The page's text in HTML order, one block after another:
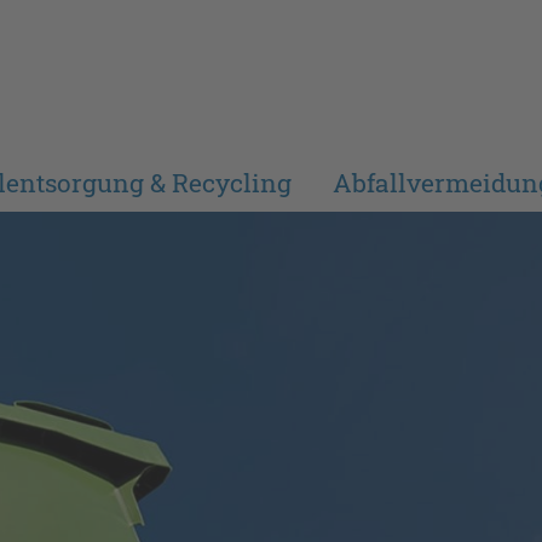
& Recycling